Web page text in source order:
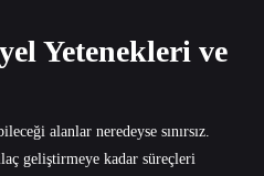
Yetenekleri ve
alanlar neredeyse sınırsız.
geliştirmeye kadar süreçleri